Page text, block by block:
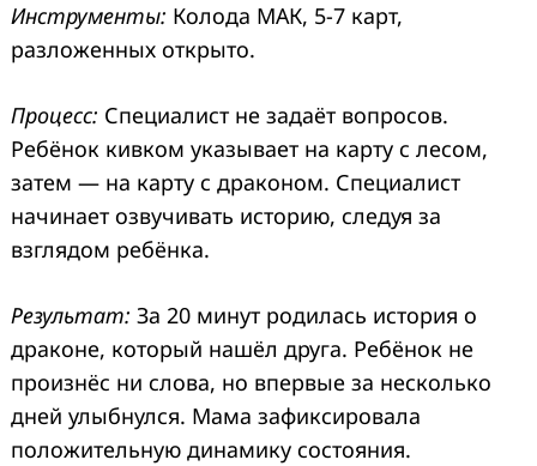
Инструменты: Колода МАК, 5-7 карт,
разложенных открыто.
Процесс: Специалист не задаёт вопросов.
Ребёнок кивком указывает на карту с лесом,
затем — на карту с драконом. Специалист
начинает озвучивать историю, следуя за
взглядом ребёнка.
Результат: За 20 минут родилась история о
драконе, который нашёл друга. Ребёнок не
произнёс ни слова, но впервые за несколько
дней улыбнулся. Мама зафиксировала
положительную динамику состояния.